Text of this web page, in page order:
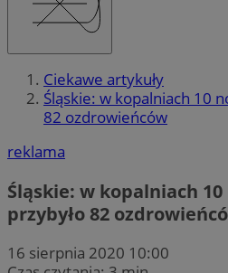
Ciekawe artykuły
Śląskie: w kopalniach 10
82 ozdrowieńców
reklama
Śląskie: w kopalniach
przybyło 82
16 sierpnia 2020 10:00